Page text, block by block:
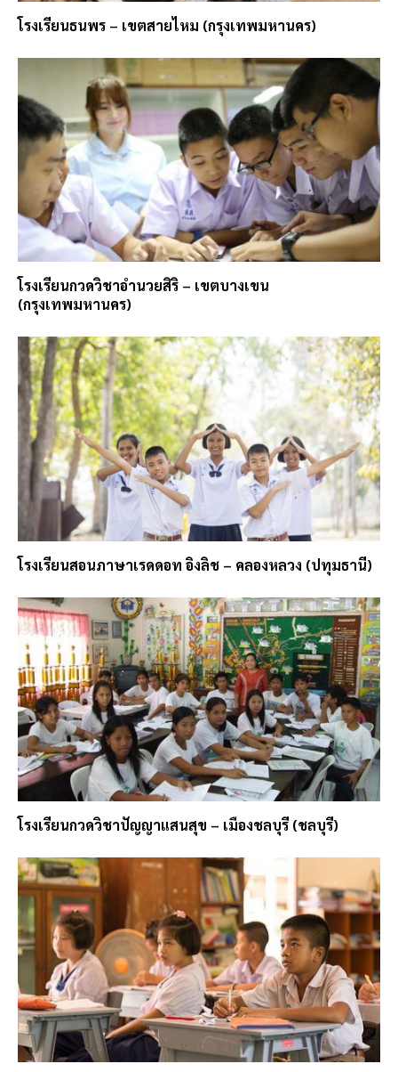
โรงเรียนธนพร – เขตสายไหม (กรุงเทพมหานคร)
โรงเรียนกวดวิชาอำนวยสิริ – เขตบางเขน
(กรุงเทพมหานคร)
โรงเรียนสอนภาษาเรดดอท อิงลิช – คลองหลวง (ปทุมธานี)
โรงเรียนกวดวิชาปัญญาแสนสุข – เมืองชลบุรี (ชลบุรี)